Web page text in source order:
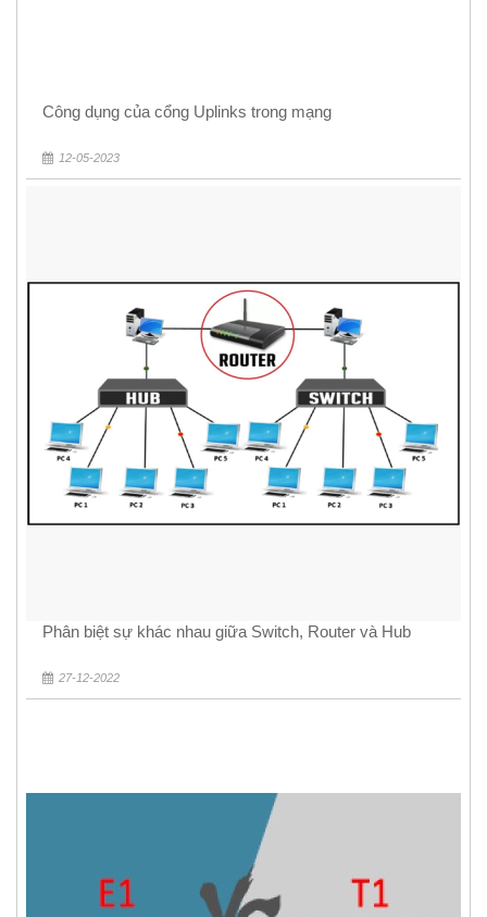
Công dụng của cổng Uplinks trong mạng
12-05-2023
Phân biệt sự khác nhau giữa Switch, Router và Hub
27-12-2022